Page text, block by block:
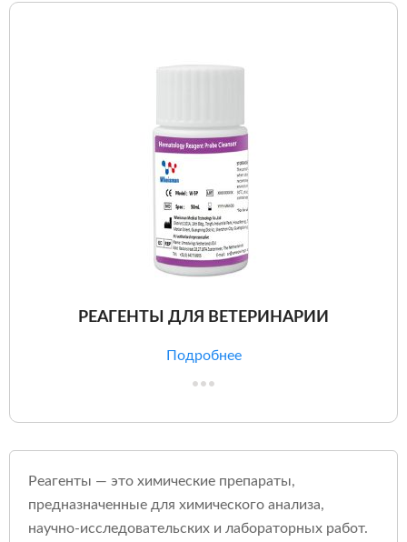
РЕАГЕНТЫ ДЛЯ ВЕТЕРИНАРИИ
Подробнее
Реагенты — это химические препараты,
предназначенные для химического анализа,
научно-исследовательских и лабораторных работ.